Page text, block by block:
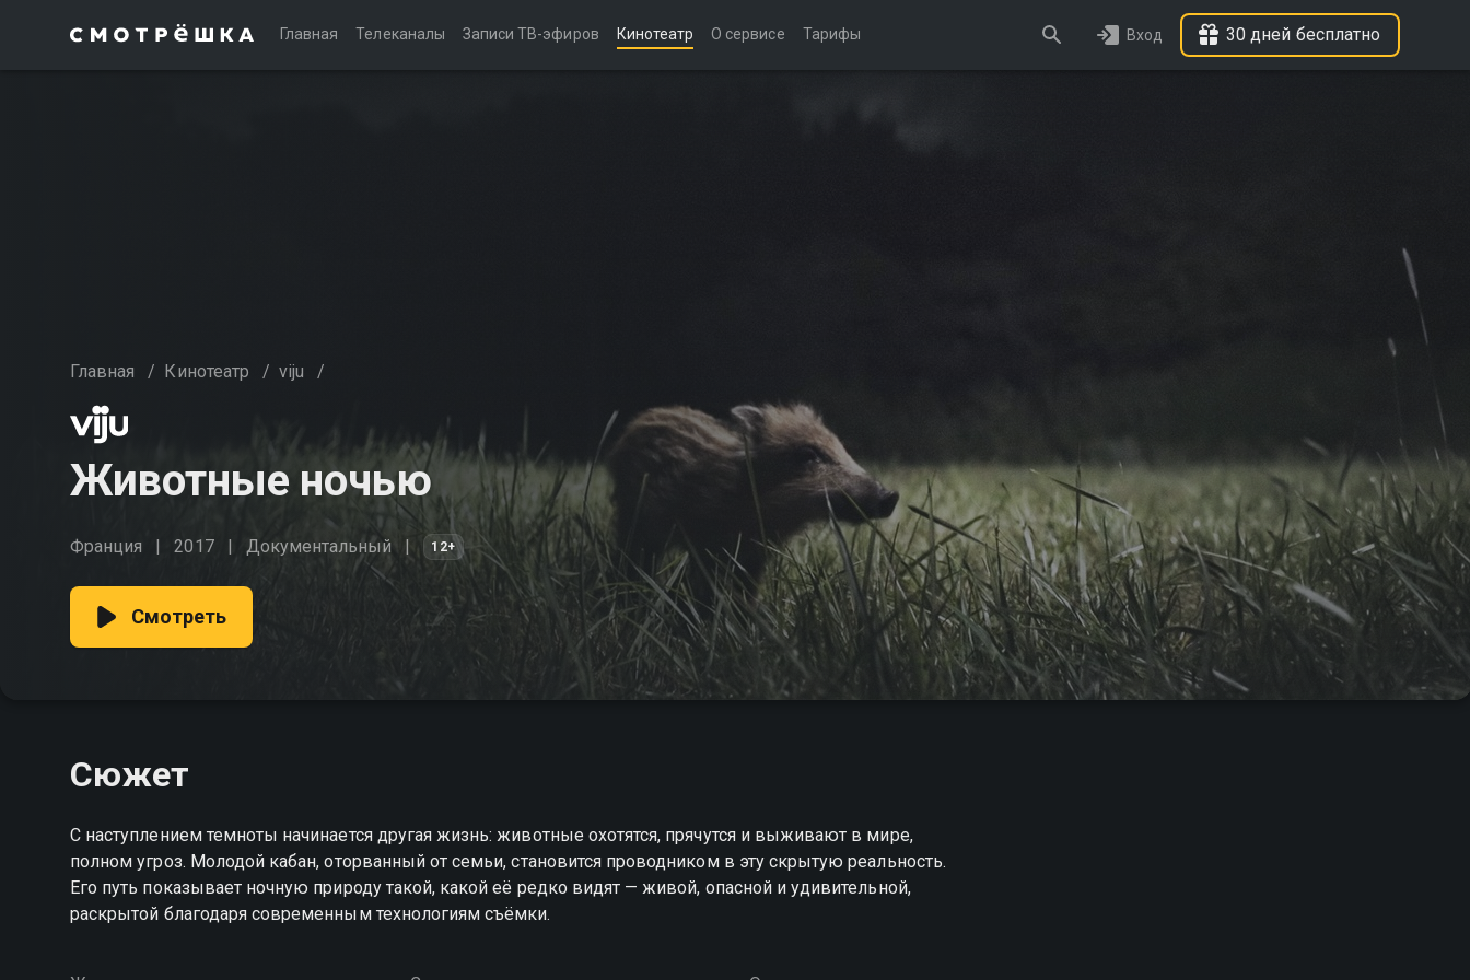
Главная Телеканалы Записи ТВ-эфиров Кинотеатр О сервисе Тарифы Вход 30 дней бесплатно
Главная / Кинотеатр / viju /
Животные ночью
Франция 2017 Документальный 12+
Смотреть
Сюжет
С наступлением темноты начинается другая жизнь: животные охотятся, прячутся и выживают в мире,
полном угроз. Молодой кабан, оторванный от семьи, становится проводником в эту скрытую реальность.
Его путь показывает ночную природу такой, какой её редко видят — живой, опасной и удивительной,
раскрытой благодаря современным технологиям съёмки.